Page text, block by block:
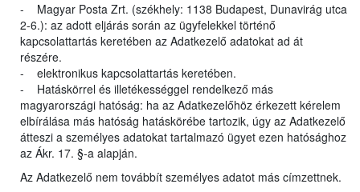
- Magyar Posta Zrt. (székhely: 1138 Budapest, Dunavirág utca
2-6.): az adott eljárás során az ügyfelekkel történő
kapcsolattartás keretében az Adatkezelő adatokat ad át
részére.
- elektronikus kapcsolattartás keretében.
- Hatáskörrel és illetékességgel rendelkező más
magyarországi hatóság: ha az Adatkezelőhöz érkezett kérelem
elbírálása más hatóság hatáskörébe tartozik, úgy az Adatkezelő
átteszi a személyes adatokat tartalmazó ügyet ezen hatósághoz
az Ákr. 17. §-a alapján.
Az Adatkezelő nem továbbít személyes adatot más címzettnek.